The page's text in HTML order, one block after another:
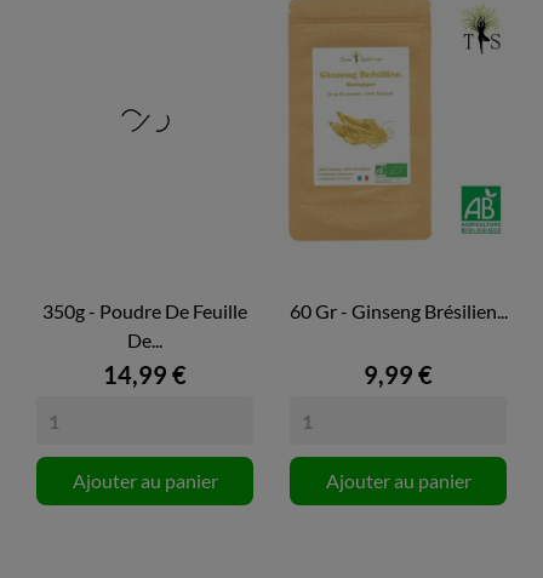
350g - Poudre De Feuille
De...
14,99 €
Ajouter au panier
60 Gr - Ginseng Brésilien...
9,99 €
Ajouter au panier